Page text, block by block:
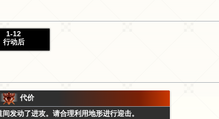
1-12
行动后
代价
发动了进攻。请合理利用地形进行迎击。